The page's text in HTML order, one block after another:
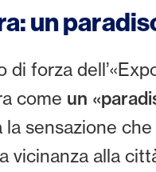
un
di forza
come un
sensazione
vicinanza alla